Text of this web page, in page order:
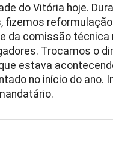
do Vitória hoje.
reformulação
da comissão técnica
Trocamos o
estava
no início do ano.